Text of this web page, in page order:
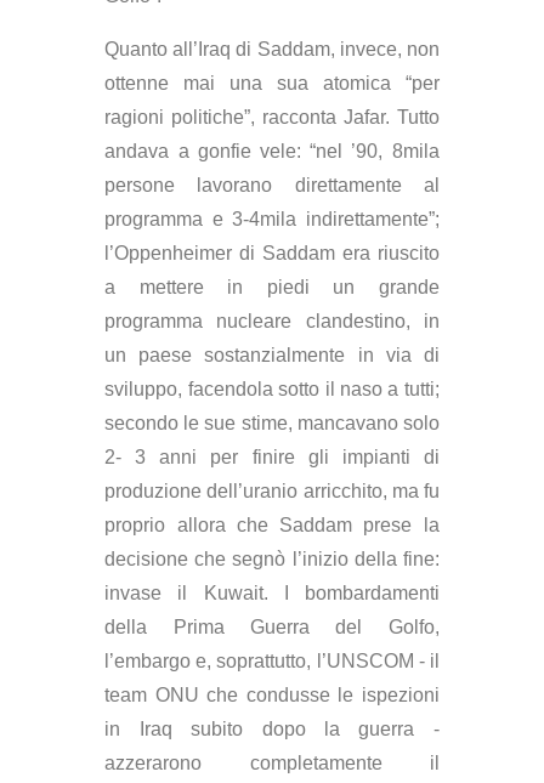
Quanto all’Iraq di Saddam, invece, non
ottenne mai una sua atomica “per
ragioni politiche”, racconta Jafar. Tutto
andava a gonfie vele: “nel ’90, 8mila
persone lavorano direttamente al
programma e 3-4mila indirettamente”;
l’Oppenheimer di Saddam era riuscito
a mettere in piedi un grande
programma nucleare clandestino, in
un paese sostanzialmente in via di
sviluppo, facendola sotto il naso a tutti;
secondo le sue stime, mancavano solo
2- 3 anni per finire gli impianti di
produzione dell’uranio arricchito, ma fu
proprio allora che Saddam prese la
decisione che segnò l’inizio della fine:
invase il Kuwait. I bombardamenti
della Prima Guerra del Golfo,
l’embargo e, soprattutto, l’UNSCOM - il
team ONU che condusse le ispezioni
in Iraq subito dopo la guerra -
azzerarono completamente il